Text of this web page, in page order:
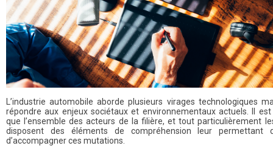
L’industrie automobile aborde plusieurs virages technologiques
répondre aux enjeux sociétaux et environnementaux actuels. Il
que l’ensemble des acteurs de la filière, et tout particulièrement
disposent des éléments de compréhension leur permettant
d’accompagner ces mutations.